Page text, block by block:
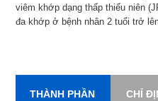
viêm khớp dạng thấp thiếu niên
đa khớp ở bệnh nhân 2 tuổi trở
THÀNH PHẦN CHỈ